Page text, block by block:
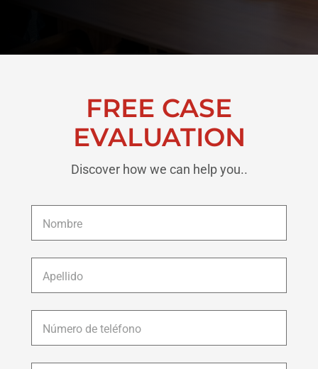
FREE CASE
EVALUATION
Discover how we can help you..
Nombre *
Apellido *
Número
de
teléfono *
Correo